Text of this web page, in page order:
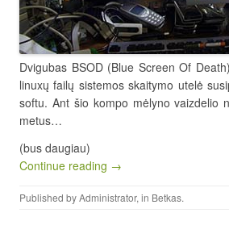
Dvigubas BSOD (Blue Screen Of
linuxų failų sistemos skaitymo utelė
softu. Ant šio kompo mėlyno vaizdelio
metus…
(bus daugiau)
Continue reading →
Published byAdministrator, in Betkas.